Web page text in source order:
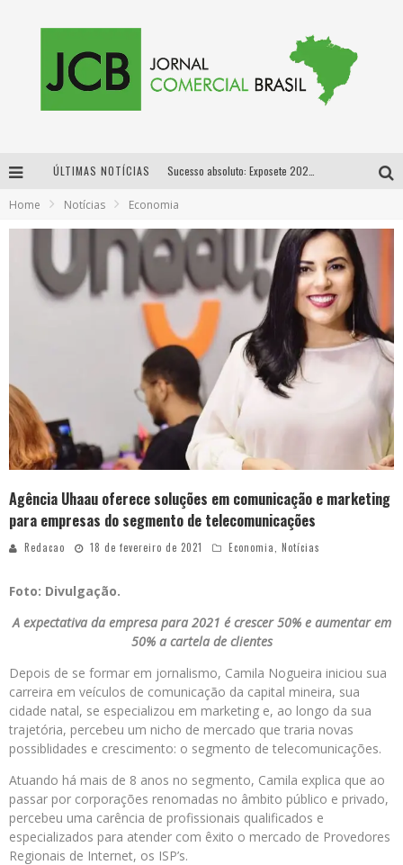
ÚLTIMAS NOTÍCIAS
Designer mineira lança jogo educativo sobre coleta seletiva na maior feira de jogos de tabuleiro da América Latina
Proibida anuncia retorno da Puro Malte Extra e consolida trajetória de democratização cervejeira no Brasil
Home Notícias Economia
Agência Uhaau oferece soluções em comunicação e marketing
para empresas do segmento de telecomunicações
Redacao 18 de fevereiro de 2021 Economia Notícias
Foto: Divulgação.
A expectativa da empresa para 2021 é crescer 50% e aumentar em
50% a cartela de clientes
Depois de se formar em jornalismo, Camila Nogueira iniciou sua
carreira em veículos de comunicação da capital mineira, sua
cidade natal, se especializou em marketing e, ao longo da sua
trajetória, percebeu um nicho de mercado que traria novas
possiblidades e crescimento: o segmento de telecomunicações.
Atuando há mais de 8 anos no segmento, Camila explica que ao
passar por corporações renomadas no âmbito público e privado,
percebeu uma carência de profissionais qualificados e
especializados para atender com êxito o mercado de Provedores
Regionais de Internet, os ISP’s.